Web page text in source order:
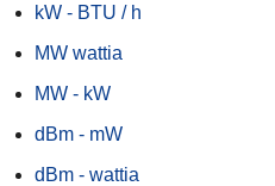
kW - BTU / h
MW wattia
MW - kW
dBm - mW
dBm - wattia